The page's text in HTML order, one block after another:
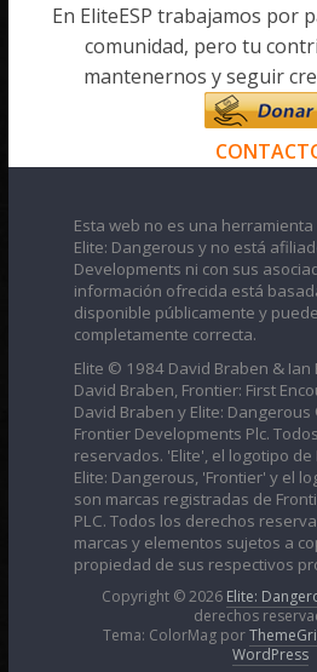
En EliteESP trabajamos por
comunidad, pero tu
mantenernos y seguir
Esta web no es una
Elite: Dangerous y no está
Developments ni con sus
información ofrecida está
disponible públicamente y
completamente correcta.
Elite © 1984 David Braben &
David Braben, Frontier: First
David Braben y Elite:
Frontier Developments Plc.
reservados. 'Elite', el logotipo de
Elite: Dangerous, 'Frontier' y el
son marcas registradas de
PLC. Todos los derechos
marcas y elementos sujetos a
propiedad de sus respectivos
Copyright © 2026 Elite:
derechos
Tema: ColorMag por
WordPress